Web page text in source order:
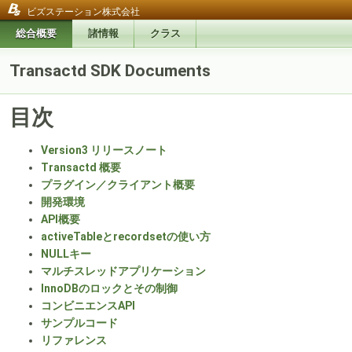
ビズステーション株式会社
総合概要 諸情報 クラス
Transactd SDK Documents
目次
Version3 リリースノート
Transactd 概要
プラグイン／クライアント概要
開発環境
API概要
activeTableとrecordsetの使い方
NULLキー
マルチスレッドアプリケーション
InnoDBのロックとその制御
コンビニエンスAPI
サンプルコード
リファレンス